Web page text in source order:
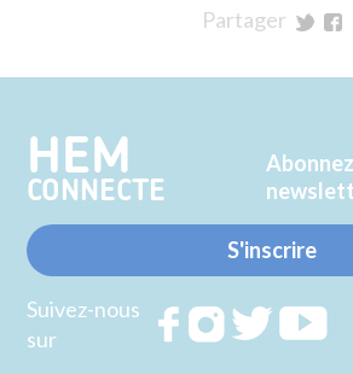
Partager
HEM
CONNECTE
S'inscrire
Suivez-nous
sur
Rejoignez
Rejoignez